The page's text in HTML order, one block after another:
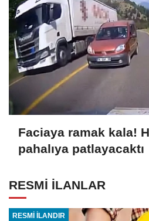
Faciaya ramak kala!
pahalıya patlayacaktı
RESMİ İLANLAR
RESMİ İLANDIR